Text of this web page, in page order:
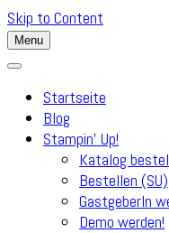
Skip to Content
Menu
Startseite
Blog
Stampin’ Up!
Katalog
Bestellen (SU)
GastgeberIn
Demo werden!